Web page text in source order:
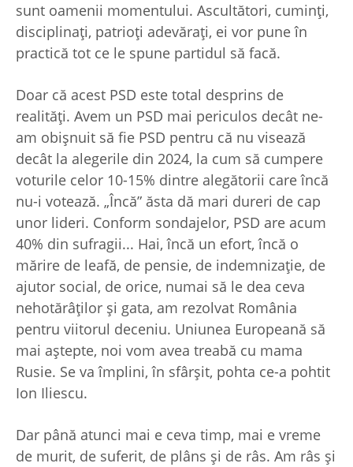
sunt oamenii momentului. Ascultători, cuminţi,
disciplinaţi, patrioţi adevăraţi, ei vor pune în
practică tot ce le spune partidul să facă.
Doar că acest PSD este total desprins de
realităţi. Avem un PSD mai periculos decât ne-
am obişnuit să fie PSD pentru că nu visează
decât la alegerile din 2024, la cum să cumpere
voturile celor 10-15% dintre alegătorii care încă
nu-i votează. „Încă” ăsta dă mari dureri de cap
unor lideri. Conform sondajelor, PSD are acum
40% din sufragii... Hai, încă un efort, încă o
mărire de leafă, de pensie, de indemnizaţie, de
ajutor social, de orice, numai să le dea ceva
nehotărâţilor şi gata, am rezolvat România
pentru viitorul deceniu. Uniunea Europeană să
mai aştepte, noi vom avea treabă cu mama
Rusie. Se va împlini, în sfârşit, pohta ce-a pohtit
Ion Iliescu.
Dar până atunci mai e ceva timp, mai e vreme
de murit, de suferit, de plâns şi de râs. Am râs şi